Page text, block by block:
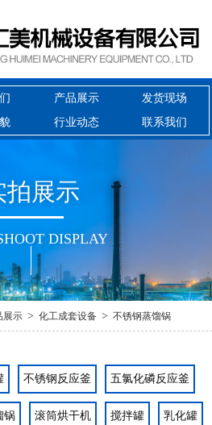
产品展示
发货现场
行业动态 联系我们
拍展示
DISPLAY
展示 > 化工成套设备 > 不锈钢蒸馏锅
不锈钢反应釜 五氯化磷反应釜
锅 滚筒烘干机 搅拌罐 乳化罐